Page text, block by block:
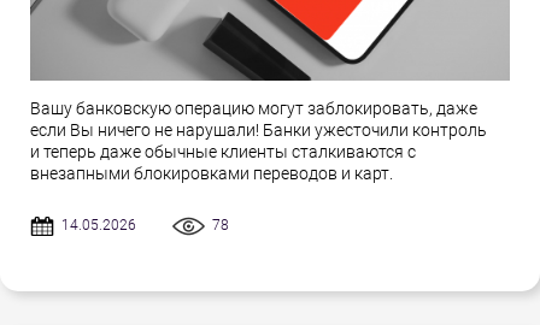
Вашу банковскую операцию могут заблокировать, даже
если Вы ничего не нарушали! Банки ужесточили контроль
и теперь даже обычные клиенты сталкиваются с
внезапными блокировками переводов и карт.
14.05.2026 78